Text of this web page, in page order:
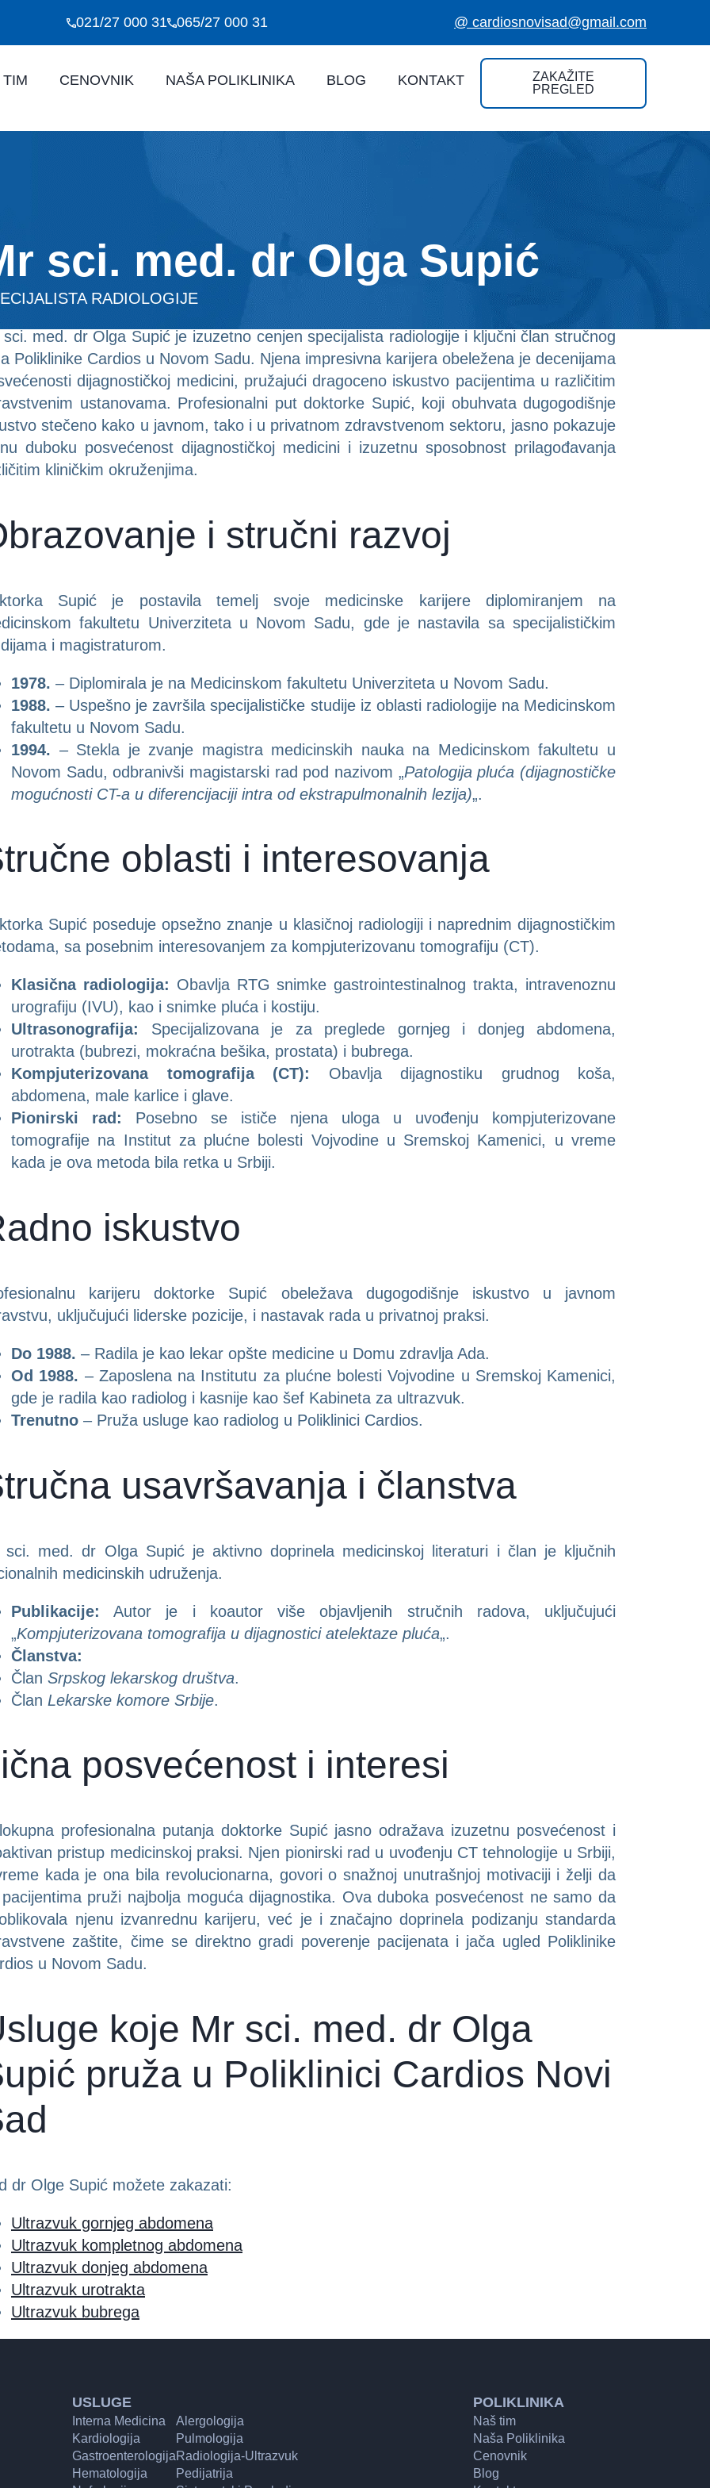
021/27 000 31 065/27 000 31 @ cardiosnovisad@gmail.com
TIM CENOVNIK NAŠA POLIKLINIKA BLOG KONTAKT
ZAKAŽITE
PREGLED
sci. med. dr Olga Supić
RADIOLOGIJE
med. dr Olga Supić je izuzetno cenjen specijalista radiologije i ključni član stručnog
Poliklinike Cardios u Novom Sadu. Njena impresivna karijera obeležena je decenijama
dijagnostičkoj medicini, pružajući dragoceno iskustvo pacijentima u različitim
ustanovama. Profesionalni put doktorke Supić, koji obuhvata dugogodišnje
stečeno kako u javnom, tako i u privatnom zdravstvenom sektoru, jasno pokazuje
duboku posvećenost dijagnostičkoj medicini i izuzetnu sposobnost prilagođavanja
kliničkim okruženjima.
i stručni razvoj
Supić je postavila temelj svoje medicinske karijere diplomiranjem na
fakultetu Univerziteta u Novom Sadu, gde je nastavila sa specijalističkim
i magistraturom.
1978. – Diplomirala je na Medicinskom fakultetu Univerziteta u Novom Sadu.
1988. – Uspešno je završila specijalističke studije iz oblasti radiologije na Medicinskom
fakultetu u Novom Sadu.
1994. – Stekla je zvanje magistra medicinskih nauka na Medicinskom fakultetu u
Novom Sadu, odbranivši magistarski rad pod nazivom „Patologija pluća (dijagnostičke
mogućnosti CT-a u diferencijaciji intra od ekstrapulmonalnih lezija)„.
oblasti i interesovanja
Supić poseduje opsežno znanje u klasičnoj radiologiji i naprednim dijagnostičkim
sa posebnim interesovanjem za kompjuterizovanu tomografiju (CT).
Klasična radiologija: Obavlja RTG snimke gastrointestinalnog trakta, intravenoznu
urografiju (IVU), kao i snimke pluća i kostiju.
Ultrasonografija: Specijalizovana je za preglede gornjeg i donjeg abdomena,
urotrakta (bubrezi, mokraćna bešika, prostata) i bubrega.
Kompjuterizovana tomografija (CT): Obavlja dijagnostiku grudnog koša,
abdomena, male karlice i glave.
Pionirski rad: Posebno se ističe njena uloga u uvođenju kompjuterizovane
tomografije na Institut za plućne bolesti Vojvodine u Sremskoj Kamenici, u vreme
kada je ova metoda bila retka u Srbiji.
iskustvo
karijeru doktorke Supić obeležava dugogodišnje iskustvo u javnom
uključujući liderske pozicije, i nastavak rada u privatnoj praksi.
Do 1988. – Radila je kao lekar opšte medicine u Domu zdravlja Ada.
Od 1988. – Zaposlena na Institutu za plućne bolesti Vojvodine u Sremskoj Kamenici,
gde je radila kao radiolog i kasnije kao šef Kabineta za ultrazvuk.
Trenutno – Pruža usluge kao radiolog u Poliklinici Cardios.
usavršavanja i članstva
sci. med. dr Olga Supić je aktivno doprinela medicinskoj literaturi i član je ključnih
medicinskih udruženja.
Publikacije: Autor je i koautor više objavljenih stručnih radova, uključujući
„Kompjuterizovana tomografija u dijagnostici atelektaze pluća„.
Članstva:
Član Srpskog lekarskog društva.
Član Lekarske komore Srbije.
posvećenost i interesi
profesionalna putanja doktorke Supić jasno odražava izuzetnu posvećenost i
pristup medicinskoj praksi. Njen pionirski rad u uvođenju CT tehnologije u Srbiji,
kada je ona bila revolucionarna, govori o snažnoj unutrašnjoj motivaciji i želji da
pruži najbolja moguća dijagnostika. Ova duboka posvećenost ne samo da
njenu izvanrednu karijeru, već je i značajno doprinela podizanju standarda
zaštite, čime se direktno gradi poverenje pacijenata i jača ugled Poliklinike
u Novom Sadu.
koje Mr sci. med. dr Olga
pruža u Poliklinici Cardios Novi
dr Olge Supić možete zakazati:
Ultrazvuk gornjeg abdomena
Ultrazvuk kompletnog abdomena
Ultrazvuk donjeg abdomena
Ultrazvuk urotrakta
Ultrazvuk bubrega
USLUGE
Interna Medicina
Kardiologija
Gastroenterologija
Hematologija
Alergologija
Pulmologija
Radiologija-Ultrazvuk
Pedijatrija
POLIKLINIKA
Naš tim
Naša Poliklinika
Cenovnik
Blog